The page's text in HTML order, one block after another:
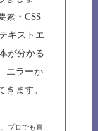
素・CSS
キストエ
が分かる
エラーか
ます。
プロでも直